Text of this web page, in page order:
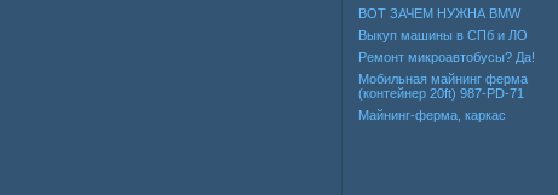
ВОТ ЗАЧЕМ НУЖНА BMW
Выкуп машины в СПб и ЛО
Ремонт микроавтобусы? Да!
Мобильная майнинг ферма
(контейнер 20ft) 987-PD-71
Майнинг-ферма, каркас